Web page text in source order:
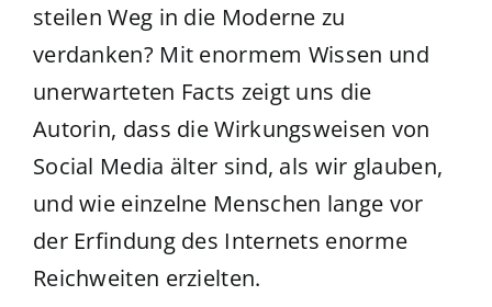
steilen Weg in die Moderne zu
verdanken? Mit enormem Wissen und
unerwarteten Facts zeigt uns die
Autorin, dass die Wirkungsweisen von
Social Media älter sind, als wir glauben,
und wie einzelne Menschen lange vor
der Erfindung des Internets enorme
Reichweiten erzielten.